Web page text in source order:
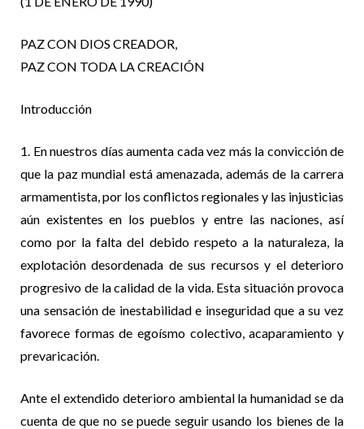
PAZ CON DIOS CREADOR,
PAZ CON TODA LA CREACIÓN
Introducción
1. En nuestros días aumenta cada vez más la convicción de
que la paz mundial está amenazada, además de la carrera
armamentista, por los conflictos regionales y las injusticias
aún existentes en los pueblos y entre las naciones, así
como por la falta del debido respeto a la naturaleza, la
explotación desordenada de sus recursos y el deterioro
progresivo de la calidad de la vida. Esta situación provoca
una sensación de inestabilidad e inseguridad que a su vez
favorece formas de egoísmo colectivo, acaparamiento y
prevaricación.
Ante el extendido deterioro ambiental la humanidad se da
cuenta de que no se puede seguir usando los bienes de la